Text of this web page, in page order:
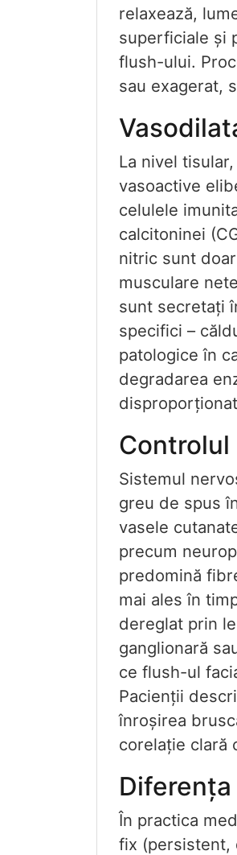
relaxează,
superficiale și
flush-ului.
sau exagerat,
La nivel
vasoactive
celulele
calcitoninei
nitric sunt
musculare
sunt secretați
specifici –
patologice în
degradarea
Sistemul
greu de spus
vasele
precum
predomină
mai ales în
dereglat prin
ganglionară
ce flush-ul
Pacienții
înroșirea
corelație clară
În practica
fix (persistent,